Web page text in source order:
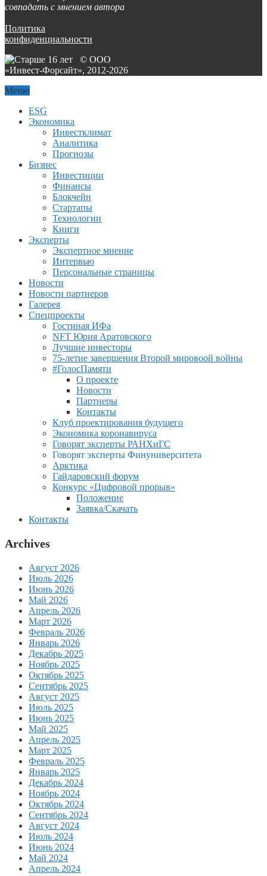
совпадать с мнением автора
Политика
конфиденциальности
© ООО
«Инвест-Форсайт», 2012-2026
Меню
ESG
Экономика
Инвестклимат
Аналитика
Прогнозы
Бизнес
Инвестиции
Финансы
Блокчейн
Стартапы
Технологии
Книги
Эксперты
Экспертное мнение
Интервью
Персональные страницы
Новости
Новости партнеров
Галерея
Спецпроекты
Гостиная ИФа
NFT Юрия Аратовского
Лучшие инвесторы
75-летие завершения Второй мировоой войны
#ГолосПамяти
О проекте
Новости
Партнеры
Контакты
Клуб проектирования будущего
Экономика коронавируса
Говорят эксперты РАНХиГС
Говорят эксперты Финуниверситета
Арктика
Гайдаровский форум
Конкурс «Цифровой прорыв»
Положение
Заявка/Скачать
Контакты
Archives
Август 2026
Июль 2026
Июнь 2026
Май 2026
Апрель 2026
Март 2026
Февраль 2026
Январь 2026
Декабрь 2025
Ноябрь 2025
Октябрь 2025
Сентябрь 2025
Август 2025
Июль 2025
Июнь 2025
Май 2025
Апрель 2025
Март 2025
Февраль 2025
Январь 2025
Декабрь 2024
Ноябрь 2024
Октябрь 2024
Сентябрь 2024
Август 2024
Июль 2024
Июнь 2024
Май 2024
Апрель 2024